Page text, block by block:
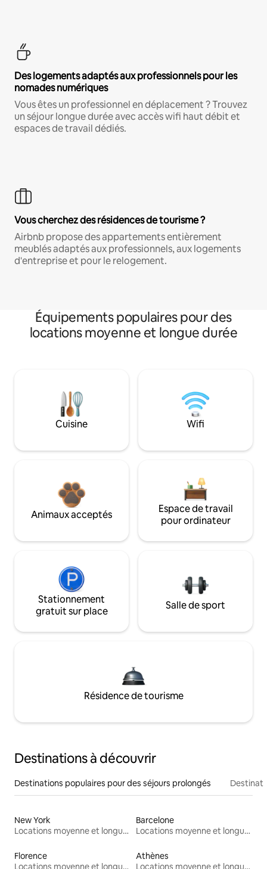
Des logements adaptés aux professionnels pour les
nomades numériques
Vous êtes un professionnel en déplacement ? Trouvez
un séjour longue durée avec accès wifi haut débit et
espaces de travail dédiés.
Vous cherchez des résidences de tourisme ?
Airbnb propose des appartements entièrement
meublés adaptés aux professionnels, aux logements
d'entreprise et pour le relogement.
Équipements populaires pour des
locations moyenne et longue durée
Cuisine Wifi
Animaux acceptés
Espace de travail
pour ordinateur
Stationnement
gratuit sur place
Salle de sport
Résidence de tourisme
Destinations à découvrir
Destinations populaires pour des séjours prolongés
New York
Locations moyenne et longue durée
Barcelone
Locations moyenne et longue durée
Florence
Locations moyenne et longue durée
Athènes
Locations moyenne et longue durée